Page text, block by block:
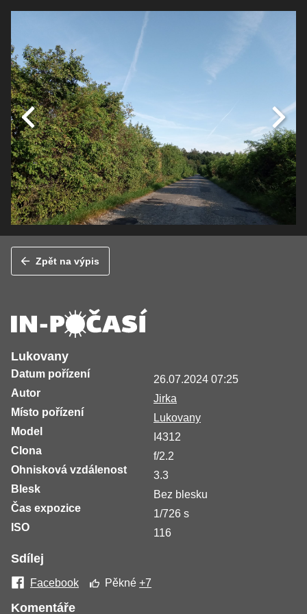
Zpět na výpis
Lukovany
Datum pořízení
26.07.2024 07:25
Autor
Jirka
Místo pořízení
Lukovany
Model
I4312
Clona
f/2.2
Ohnisková vzdálenost
3.3
Blesk
Bez blesku
Čas expozice
1/726 s
ISO
116
Sdílej
Facebook Pěkné+7
Komentáře